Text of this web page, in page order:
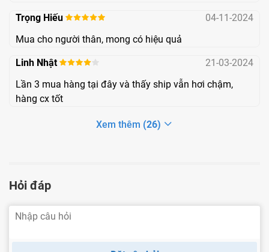
khi sử dụng hay không?
Advanced Glucose đã được phân phối trên thị trường nhiều
hợp nào về tác dụng phụ của sản phẩm. Bên cạnh đó, sản
dụng.
Khi sử dụng sản phẩm Advanced Glucose cần lưu ý
Trọng Hiếu
04-11-2024
Mua cho người thân, mong có hiệu quả
Linh Nhật
21-03-2024
Lần 3 mua hàng tại đây và thấy ship vẫn hơi chậm,
hàng cx tốt
Xem thêm (26)
Hỏi đáp